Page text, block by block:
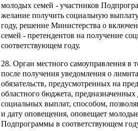
молодых семей - участников
желание получить социальную
году, решение Министерства о
семей - претендентов на получение
соответствующем году.
28. Орган местного самоуправления в
после получения уведомления о
обязательств, предусмотренных на
областного бюджета, предназначенных
социальных выплат, способом,
и дату оповещения, оповещает
Подпрограммы в соответствующем